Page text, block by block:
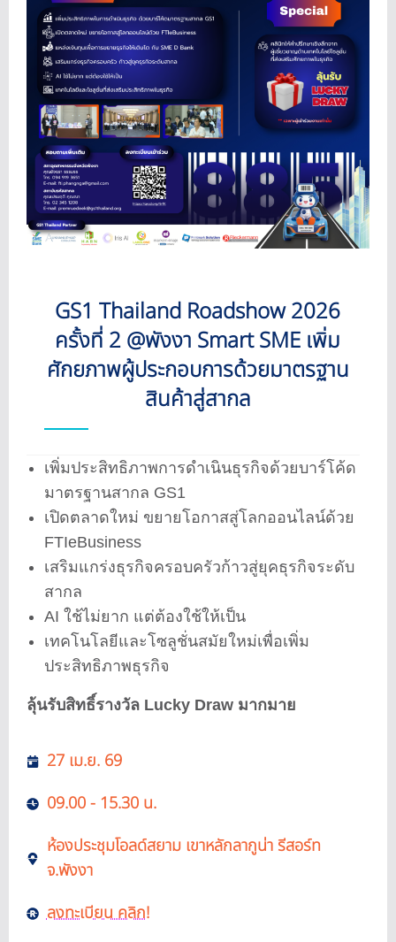
GS1 Thailand Roadshow 2026
ครั้งที่ 2 @พังงา Smart SME เพิ่ม
ศักยภาพผู้ประกอบการด้วยมาตรฐาน
สินค้าสู่สากล
เพิ่มประสิทธิภาพการดำเนินธุรกิจด้วยบาร์โค้ด
มาตรฐานสากล GS1
เปิดตลาดใหม่ ขยายโอกาสสู่โลกออนไลน์ด้วย
FTIeBusiness
เสริมแกร่งธุรกิจครอบครัวก้าวสู่ยุคธุรกิจระดับ
สากล
AI ใช้ไม่ยาก แต่ต้องใช้ให้เป็น
เทคโนโลยีและโซลูชั่นสมัยใหม่เพื่อเพิ่ม
ประสิทธิภาพธุรกิจ
ลุ้นรับสิทธิ์รางวัล Lucky Draw มากมาย
27 เม.ย. 69
09.00 - 15.30 น.
ห้องประชุมโอลด์สยาม เขาหลักลากูน่า รีสอร์ท
จ.พังงา
ลงทะเบียน คลิก!